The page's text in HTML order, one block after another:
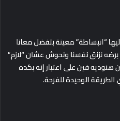
“انبساطة” معينة بتفضل معانا
نزنق نفسنا ونحوش عشان “لازم”
فين على اعتبار إنه بكده
الوحيدة للفرحة.